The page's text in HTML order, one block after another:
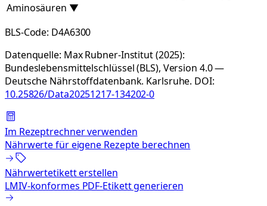
Aminosäuren ▼
BLS-Code: D4A6300
Datenquelle: Max Rubner-Institut (2025):
Bundeslebensmittelschlüssel (BLS), Version 4.0 —
Deutsche Nährstoffdatenbank. Karlsruhe. DOI:
10.25826/Data20251217-134202-0
Im Rezeptrechner verwenden
Nährwerte für eigene Rezepte berechnen
Nährwertetikett erstellen
LMIV-konformes PDF-Etikett generieren